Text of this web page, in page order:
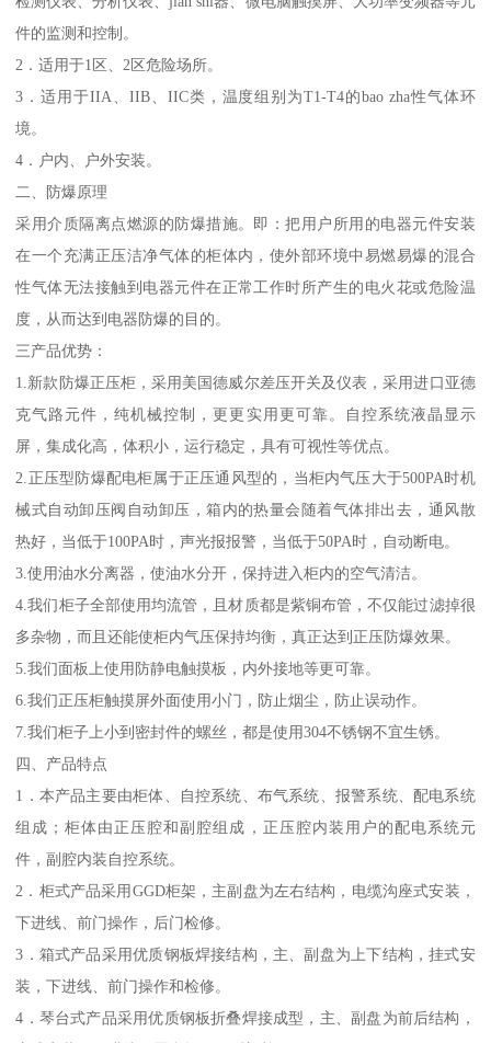
件的监测和控制。
2．适用于1区、2区危险场所。
3．适用于IIA、IIB、IIC类，温度组别为T1-T4的bao zha性气体环
境。
4．户内、户外安装。
二、防爆原理
采用介质隔离点燃源的防爆措施。即：把用户所用的电器元件安装
在一个充满正压洁净气体的柜体内，使外部环境中易燃易爆的混合
性气体无法接触到电器元件在正常工作时所产生的电火花或危险温
度，从而达到电器防爆的目的。
三产品优势：
1.新款防爆正压柜，采用美国德威尔差压开关及仪表，采用进口亚德
克气路元件，纯机械控制，更更实用更可靠。自控系统液晶显示
屏，集成化高，体积小，运行稳定，具有可视性等优点。
2.正压型防爆配电柜属于正压通风型的，当柜内气压大于500PA时机
械式自动卸压阀自动卸压，箱内的热量会随着气体排出去，通风散
热好，当低于100PA时，声光报报警，当低于50PA时，自动断电。
3.使用油水分离器，使油水分开，保持进入柜内的空气清洁。
4.我们柜子全部使用均流管，且材质都是紫铜布管，不仅能过滤掉很
多杂物，而且还能使柜内气压保持均衡，真正达到正压防爆效果。
5.我们面板上使用防静电触摸板，内外接地等更可靠。
6.我们正压柜触摸屏外面使用小门，防止烟尘，防止误动作。
7.我们柜子上小到密封件的螺丝，都是使用304不锈钢不宜生锈。
四、产品特点
1．本产品主要由柜体、自控系统、布气系统、报警系统、配电系统
组成；柜体由正压腔和副腔组成，正压腔内装用户的配电系统元
件，副腔内装自控系统。
2．柜式产品采用GGD柜架，主副盘为左右结构，电缆沟座式安装，
下进线、前门操作，后门检修。
3．箱式产品采用优质钢板焊接结构，主、副盘为上下结构，挂式安
装，下进线、前门操作和检修。
4．琴台式产品采用优质钢板折叠焊接成型，主、副盘为前后结构，